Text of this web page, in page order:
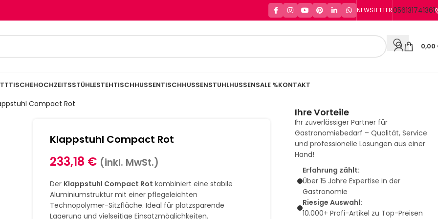
NEWSLETTER056131741361
0,00
HOCHZEITSSTÜHLESTEHTISCHHUSSENTISCHHUSSENSTUHLHUSSENSALE %KONTAKT
Compact Rot
Klappstuhl Compact Rot
233,18 € (inkl. MwSt.)
Der Klappstuhl Compact Rot kombiniert eine stabile
Aluminiumstruktur mit einer pflegeleichten
Technopolymer-Sitzfläche. Ideal für platzsparende
Lagerung und vielseitige Einsatzmöglichkeiten.
Ihre Vorteile
Ihr zuverlässiger Partner für
Gastronomiebedarf – Qualität, Service
und professionelle Lösungen aus einer
Hand!
Erfahrung zählt:
Über 15 Jahre Expertise in der
Gastronomie
Riesige Auswahl:
10.000+ Profi-Artikel zu Top-Preisen